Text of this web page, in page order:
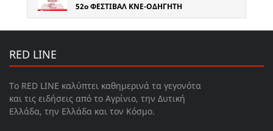
52o ΦΕΣΤΙΒΑΛ ΚΝΕ-ΟΔΗΓΗΤΗ
RED LINE
Το RED LINE καλύπτει καθημερινά τα γεγονότα
και τις ειδήσεις από το Αγρίνιο, την Δυτική
Ελλάδα, την Ελλάδα και τον Κόσμο.